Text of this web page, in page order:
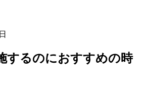
するのにおすすめの時